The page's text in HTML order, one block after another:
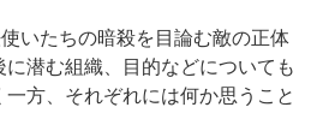
いたちの暗殺を目論む敵の正体
潜む組織、目的などについても
方、それぞれには何か思うこと